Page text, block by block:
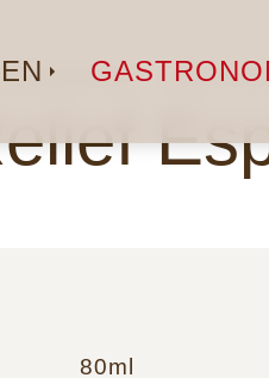
80ml